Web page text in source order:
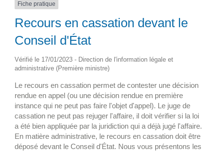
Fiche pratique
Recours en cassation devant le
Conseil d'État
Vérifié le 17/01/2023 - Direction de l'information légale et
administrative (Première ministre)
Le recours en cassation permet de contester une décision
rendue en appel (ou une décision rendue en première
instance qui ne peut pas faire l'objet d'appel). Le juge de
cassation ne peut pas rejuger l'affaire, il doit vérifier si la loi
a été bien appliquée par la juridiction qui a déjà jugé l'affaire.
En matière administrative, le recours en cassation doit être
déposé devant le Conseil d'État. Nous vous présentons les